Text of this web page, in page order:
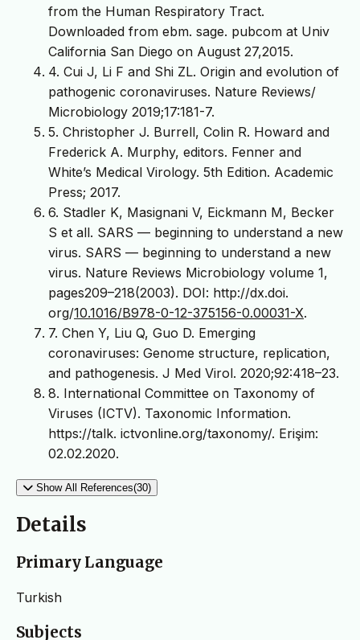
from the Human Respiratory Tract.
Downloaded from ebm. sage. pubcom at Univ
California San Diego on August 27,2015.
4. Cui J, Li F and Shi ZL. Origin and evolution of
pathogenic coronaviruses. Nature Reviews/
Microbiology 2019;17:181-7.
5. Christopher J. Burrell, Colin R. Howard and
Frederick A. Murphy, editors. Fenner and
White’s Medical Virology. 5th Edition. Academic
Press; 2017.
6. Stadler K, Masignani V, Eickmann M, Becker
S et all. SARS — beginning to understand a new
virus. SARS — beginning to understand a new
virus. Nature Reviews Microbiology volume 1,
pages209–218(2003). DOI: http://dx.doi.
org/10.1016/B978-0-12-375156-0.00031-X.
7. Chen Y, Liu Q, Guo D. Emerging
coronaviruses: Genome structure, replication,
and pathogenesis. J Med Virol. 2020;92:418–23.
8. International Committee on Taxonomy of
Viruses (ICTV). Taxonomic Information.
https://talk. ictvonline.org/taxonomy/. Erişim:
02.02.2020.
Show All References(30)
Details
Primary Language
Turkish
Subjects